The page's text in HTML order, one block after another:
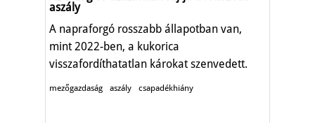
aszály
A napraforgó rosszabb állapotban van,
mint 2022-ben, a kukorica
visszafordíthatatlan károkat szenvedett.
mezőgazdaság aszály csapadékhiány